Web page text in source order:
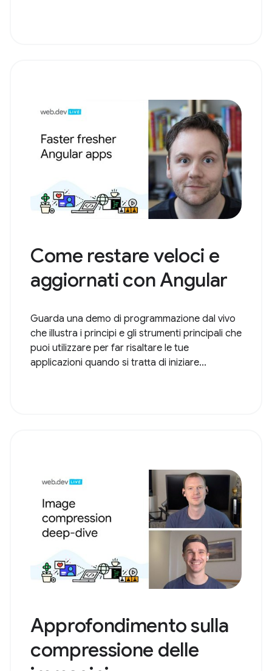
Come restare veloci e
aggiornati con Angular
Guarda una demo di programmazione dal vivo
che illustra i principi e gli strumenti principali che
puoi utilizzare per far risaltare le tue
applicazioni quando si tratta di iniziare...
Approfondimento sulla
compressione delle